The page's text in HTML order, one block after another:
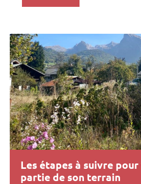
Les étapes à suivre
partie de son terrain